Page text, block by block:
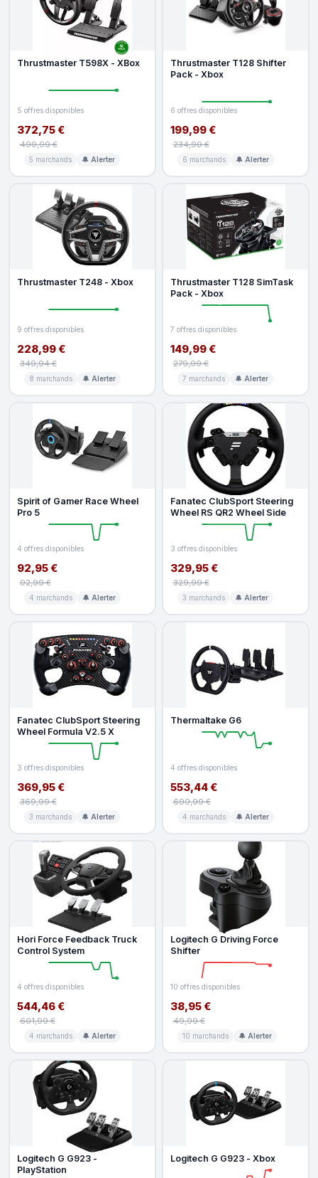
Thrustmaster T598X - XBox
5 offres disponibles
372,75 €
499,99 €
5 marchands 🔔 Alerter
Thrustmaster T128 Shifter
Pack - Xbox
6 offres disponibles
199,99 €
234,99 €
6 marchands 🔔 Alerter
Thrustmaster T248 - Xbox
9 offres disponibles
228,99 €
349,94 €
8 marchands 🔔 Alerter
Thrustmaster T128 SimTask
Pack - Xbox
7 offres disponibles
149,99 €
279,99 €
7 marchands 🔔 Alerter
Spirit of Gamer Race Wheel
Pro 5
4 offres disponibles
92,95 €
92,99 €
4 marchands 🔔 Alerter
Fanatec ClubSport Steering
Wheel RS QR2 Wheel Side
3 offres disponibles
329,95 €
329,99 €
3 marchands 🔔 Alerter
Fanatec ClubSport Steering
Wheel Formula V2.5 X
3 offres disponibles
369,95 €
369,99 €
3 marchands 🔔 Alerter
Thermaltake G6
4 offres disponibles
553,44 €
699,99 €
4 marchands 🔔 Alerter
Hori Force Feedback Truck
Control System
4 offres disponibles
544,46 €
601,99 €
4 marchands 🔔 Alerter
Logitech G Driving Force
Shifter
10 offres disponibles
38,95 €
49,99 €
10 marchands 🔔 Alerter
Logitech G G923 -
PlayStation
Logitech G G923 - Xbox